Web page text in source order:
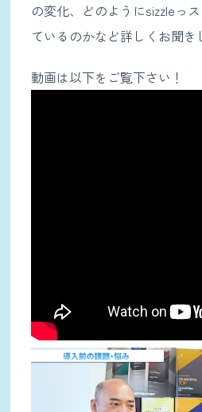
の変化、どのようにsizzleっ
ているのかなど詳しくお聞き
動画は以下をご覧下さい！